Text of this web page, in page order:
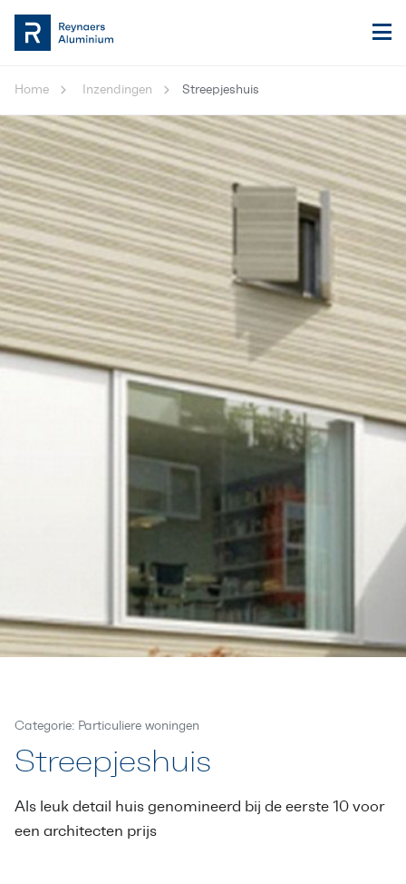
Home Inzendingen Streepjeshuis
Categorie: Particuliere woningen
Streepjeshuis
Als leuk detail huis genomineerd bij de eerste 10 voor
een architecten prijs